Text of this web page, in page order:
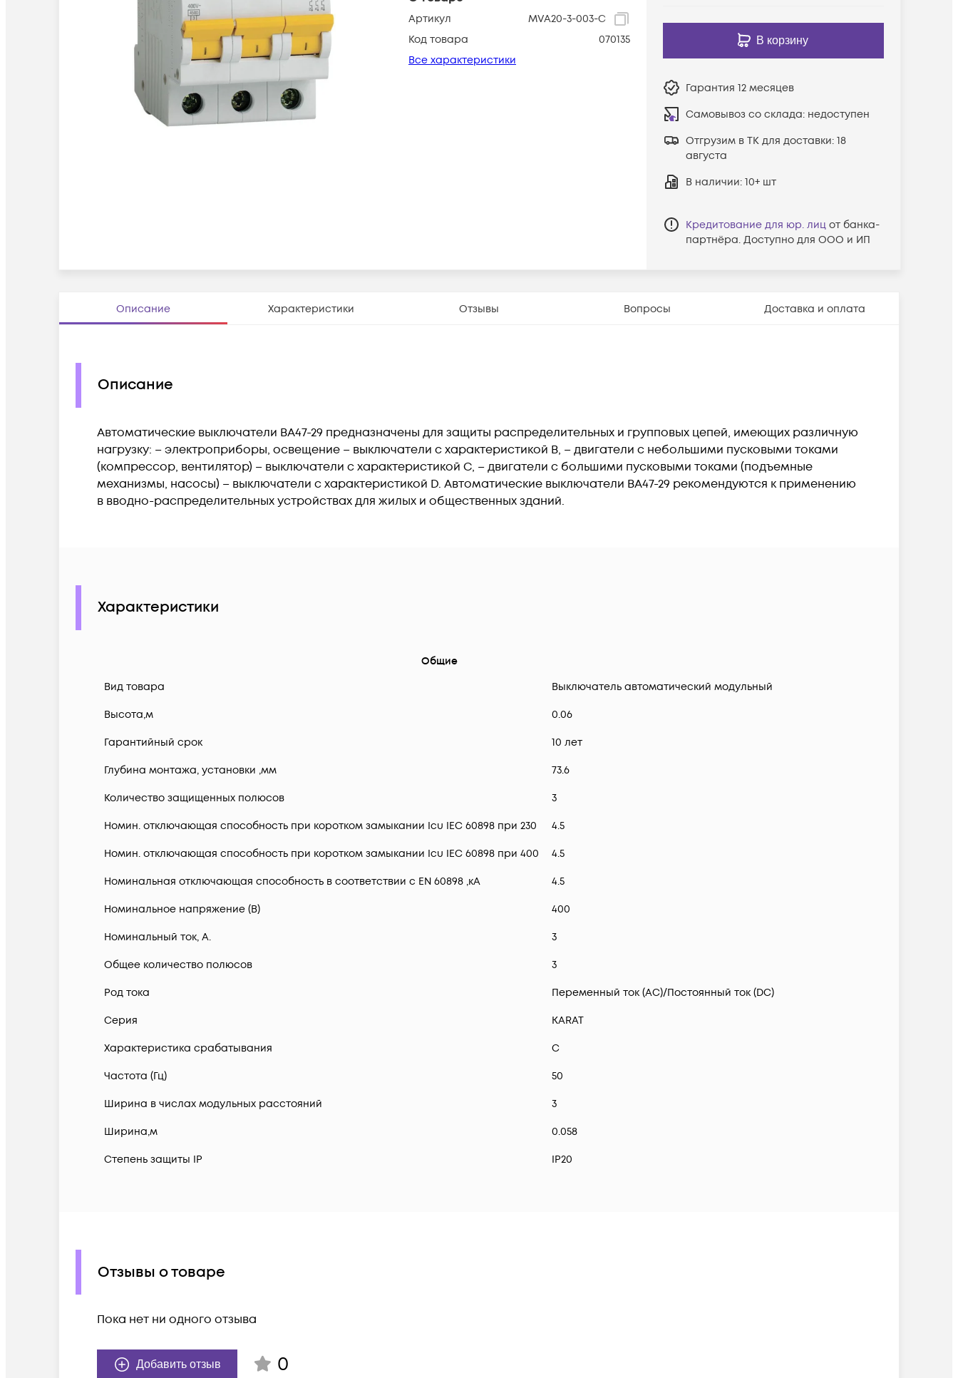
Артикул
MVA20-3-003-C
Код товара
070135
Все характеристики
В корзину
Гарантия 12 месяцев
Самовывоз со склада: недоступен
Отгрузим в ТК для доставки: 18
августа
В наличии: 10+ шт
Кредитование для юр. лиц от банка-
партнёра. Доступно для ООО и ИП
Описание Характеристики Отзывы Вопросы Доставка и оплата
Описание
Автоматические выключатели ВА47-29 предназначены для защиты распределительных и групповых цепей, имеющих различную
нагрузку: – электроприборы, освещение – выключатели с характеристикой В, – двигатели с небольшими пусковыми токами
(компрессор, вентилятор) – выключатели с характеристикой C, – двигатели с большими пусковыми токами (подъемные
механизмы, насосы) – выключатели с характеристикой D. Автоматические выключатели ВА47-29 рекомендуются к применению
в вводно-распределительных устройствах для жилых и общественных зданий.
Характеристики
Общие
Вид товара
Выключатель автоматический модульный
Высота,м 0.06
Гарантийный срок 10 лет
Глубина монтажа, установки ,мм 73.6
Количество защищенных полюсов 3
Номин. отключающая способность при коротком замыкании Icu IEC 60898 при 230 4.5
Номин. отключающая способность при коротком замыкании Icu IEC 60898 при 400 4.5
Номинальная отключающая способность в соответствии с EN 60898 ,кА 4.5
Номинальное напряжение (В) 400
Номинальный ток, А. 3
Общее количество полюсов 3
Род тока Переменный ток (AC)/Постоянный ток (DC)
Серия KARAT
Характеристика срабатывания C
Частота (Гц) 50
Ширина в числах модульных расстояний 3
Ширина,м 0.058
Степень защиты IP IP20
Отзывы о товаре
Пока нет ни одного отзыва
Добавить отзыв 0